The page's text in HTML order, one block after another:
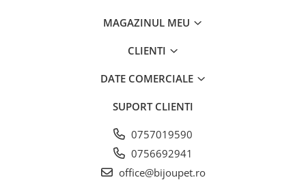
MAGAZINUL MEU
CLIENTI
DATE COMERCIALE
SUPORT CLIENTI
0757019590
0756692941
office@bijoupet.ro